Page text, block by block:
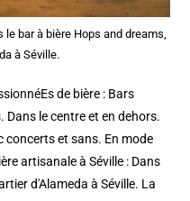
bar à bière Hops and dreams,
à Séville.
de bière : Bars
le centre et en dehors.
concerts et sans. En mode
artisanale à Séville : Dans
d'Alameda à Séville. La